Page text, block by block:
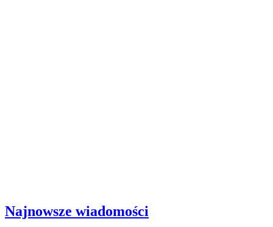
Najnowsze wiadomości